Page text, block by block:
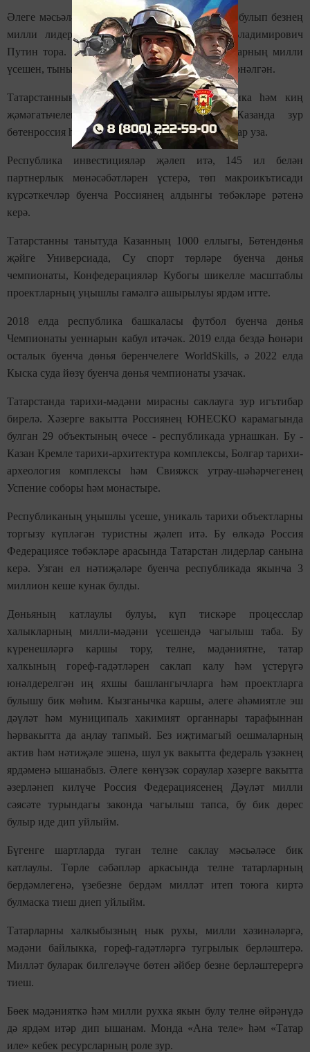
Әлеге мәсьәләләрне чишүдә ышанычлы гарант булып безнең
милли лидер - ил Президенты Владимир Владимирович
Путин тора. Аның эзлекле карашлары халыкларның милли
үсешен, тынычлыкны һәм татулыкны саклауга юнәлгән.
Татарстанның халыкара танылуы - республика һәм киң
җәмәгатьчелекнең актив эше нәтиҗәсе. Казанда зур
бөтенроссия һәм халыкара форумнар һәм ярышлар уза.
Республика инвестицияләр җәлеп итә, 145 ил белән
партнерлык мөнәсәбәтләрен үстерә, төп макроикътисади
күрсәткечләр буенча Россиянең алдынгы төбәкләре рәтенә
керә.
Татарстанны танытуда Казанның 1000 еллыгы, Бөтендөнья
җәйге Универсиада, Су спорт төрләре буенча дөнья
чемпионаты, Конфедерацияләр Кубогы шикелле масштаблы
проектларның уңышлы гамәлгә ашырылуы ярдәм итте.
2018 елда республика башкаласы футбол буенча дөнья
Чемпионаты уеннарын кабул итәчәк. 2019 елда бездә Һөнәри
осталык буенча дөнья беренчелеге WorldSkills, ә 2022 елда
Кыска суда йөзү буенча дөнья чемпионаты узачак.
Татарстанда тарихи-мәдәни мирасны саклауга зур игътибар
бирелә. Хәзерге вакытта Россиянең ЮНЕСКО карамагында
булган 29 объектының өчесе - республикада урнашкан. Бу -
Казан Кремле тарихи-архитектура комплексы, Болгар тарихи-
археология комплексы һәм Свияжск утрау-шәһәрчегенең
Успение соборы һәм монастыре.
Республиканың уңышлы үсеше, уникаль тарихи объектларны
торгызу күпләгән туристны җәлеп итә. Бу өлкәдә Россия
Федерациясе төбәкләре арасында Татарстан лидерлар санына
керә. Узган ел нәтиҗәләре буенча республикада якынча 3
миллион кеше кунак булды.
Дөньяның катлаулы булуы, күп тискәре процесслар
халыкларның милли-мәдәни үсешендә чагылыш таба. Бу
күренешләргә каршы тору, телне, мәдәниятне, татар
халкының гореф-гадәтләрен саклап калу һәм үстерүгә
юнәлдерелгән иң яхшы башлангычларга һәм проектларга
булышу бик мөһим. Кызганычка каршы, әлеге әһәмиятле эш
дәүләт һәм муниципаль хакимият органнары тарафыннан
һәрвакытта да аңлау тапмый. Без иҗтимагый оешмаларның
актив һәм нәтиҗәле эшенә, шул ук вакытта федераль үзәкнең
ярдәменә ышанабыз. Әлеге көнүзәк сораулар хәзерге вакытта
әзерләнеп килүче Россия Федерациясенең Дәүләт милли
сәясәте турындагы законда чагылыш тапса, бу бик дөрес
булыр иде дип уйлыйм.
Бүгенге шартларда туган телне саклау мәсьәләсе бик
катлаулы. Төрле сәбәпләр аркасында телне татарларның
бердәмлегенә, үзебезне бердәм милләт итеп тоюга киртә
булмаска тиеш диеп уйлыйм.
Татарларны халкыбызның нык рухы, милли хәзинәләргә,
мәдәни байлыкка, гореф-гадәтләргә тугрылык берләштерә.
Милләт буларак билгеләүче бөтен әйбер безне берләштерергә
тиеш.
Бөек мәдәнияткә һәм милли рухка якын булу телне өйрәнүдә
дә ярдәм итәр дип ышанам. Монда «Ана теле» һәм «Татар
иле» кебек ресурсларның роле зур.